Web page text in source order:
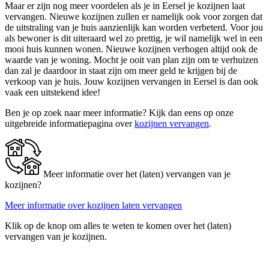
Maar er zijn nog meer voordelen als je in Eersel je kozijnen laat
vervangen. Nieuwe kozijnen zullen er namelijk ook voor zorgen dat
de uitstraling van je huis aanzienlijk kan worden verbeterd. Voor jou
als bewoner is dit uiteraard wel zo prettig, je wil namelijk wel in een
mooi huis kunnen wonen. Nieuwe kozijnen verhogen altijd ook de
waarde van je woning. Mocht je ooit van plan zijn om te verhuizen
dan zal je daardoor in staat zijn om meer geld te krijgen bij de
verkoop van je huis. Jouw kozijnen vervangen in Eersel is dan ook
vaak een uitstekend idee!
Ben je op zoek naar meer informatie? Kijk dan eens op onze
uitgebreide informatiepagina overkozijnen vervangen.
Meer informatie over het (laten) vervangen van je
kozijnen?
Meer informatie over kozijnen laten vervangen
Klik op de knop om alles te weten te komen over het (laten)
vervangen van je kozijnen.